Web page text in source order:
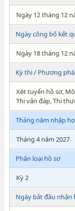
Ngày 12 tháng 12
Ngày công bố kết
Ngày 18 tháng 12
Kỳ thi / Phương
Xét tuyển hồ sơ,
Thi vấn đáp, Thi
Tháng năm nhập
Tháng 4 năm 2027
Phân loại hồ sơ
Kỳ 2
Ngày bắt đầu nhận